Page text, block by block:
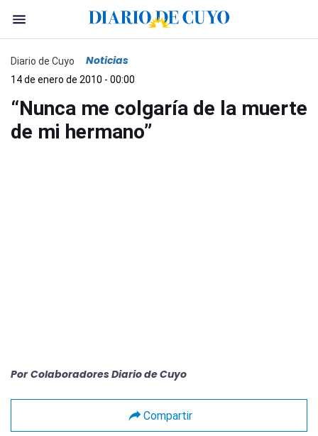
Diario de Cuyo Noticias
14 de enero de 2010 - 00:00
“Nunca me colgaría de la muerte
de mi hermano”
Por Colaboradores Diario de Cuyo
Compartir